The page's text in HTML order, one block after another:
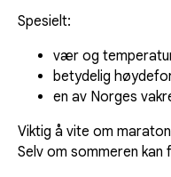
Spesielt:
vær og
betydelig
en av Norges
Viktig å vite om
Selv om sommeren